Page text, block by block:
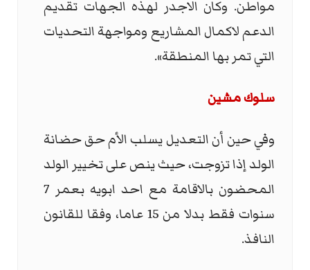
مواطن. وكان الاجدر لهذه الجهات تقديم
الدعم لاكمال المشاريع ومواجهة التحديات
التي تمر بها المنطقة».
سلوك مشين
وفي حين أن التعديل يسلب الأم حق حضانة
الولد إذا تزوجت، حيث ينص على تخيير الولد
المحضون بالاقامة مع احد ابويه بعمر 7
سنوات فقط بدلا من 15 عاما، وفقا للقانون
النافذ.